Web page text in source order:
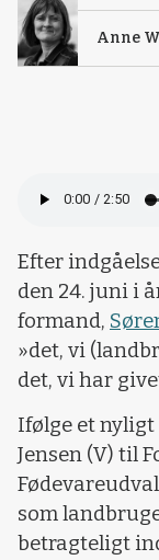
Anne
Efter
den 24. juni i
formand,
»det, vi
det, vi har
Ifølge et nyligt
Jensen (V) til
som
betragteligt